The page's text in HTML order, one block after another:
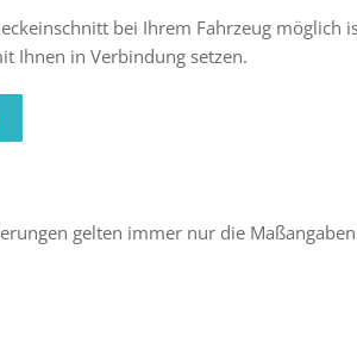
bei Ihrem Fahrzeug
Ihnen in Verbindung setzen.
gelten immer nur die